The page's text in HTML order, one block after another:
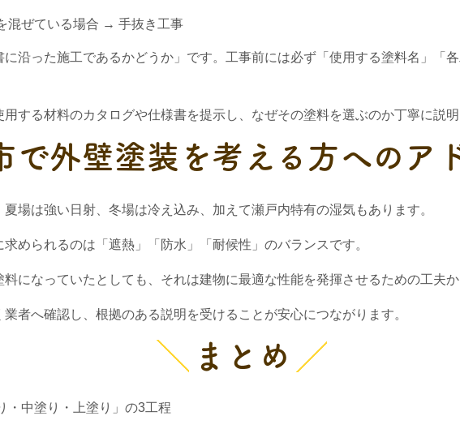
混ぜている場合 → 手抜き工事
沿った施工であるかどうか」です。工事前には必ず「使用する塗料名」「
する材料のカタログや仕様書を提示し、なぜその塗料を選ぶのか丁寧に説明
で外壁塗装を考える方へのア
場は強い日射、冬場は冷え込み、加えて瀬戸内特有の湿気もあります。
められるのは「遮熱」「防水」「耐候性」のバランスです。
になっていたとしても、それは建物に最適な性能を発揮させるための工夫か
者へ確認し、根拠のある説明を受けることが安心につながります。
まとめ
・中塗り・上塗り」の3工程